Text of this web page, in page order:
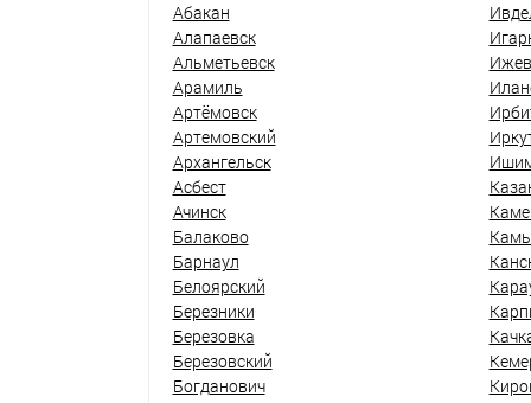
Абакан
Алапаевск
Альметьевск
Арамиль
Артёмовск
Артемовский
Архангельск
Асбест
Ачинск
Балаково
Барнаул
Белоярский
Березники
Березовка
Березовский
Богданович